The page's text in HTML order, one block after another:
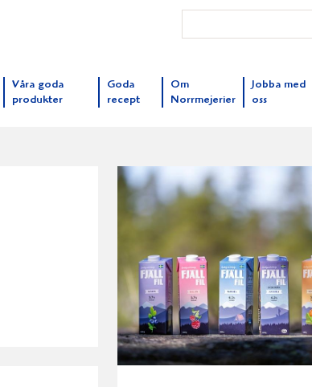
Våra goda
produkter
Goda
recept
Om
Norrmejerier
Jobba med
oss